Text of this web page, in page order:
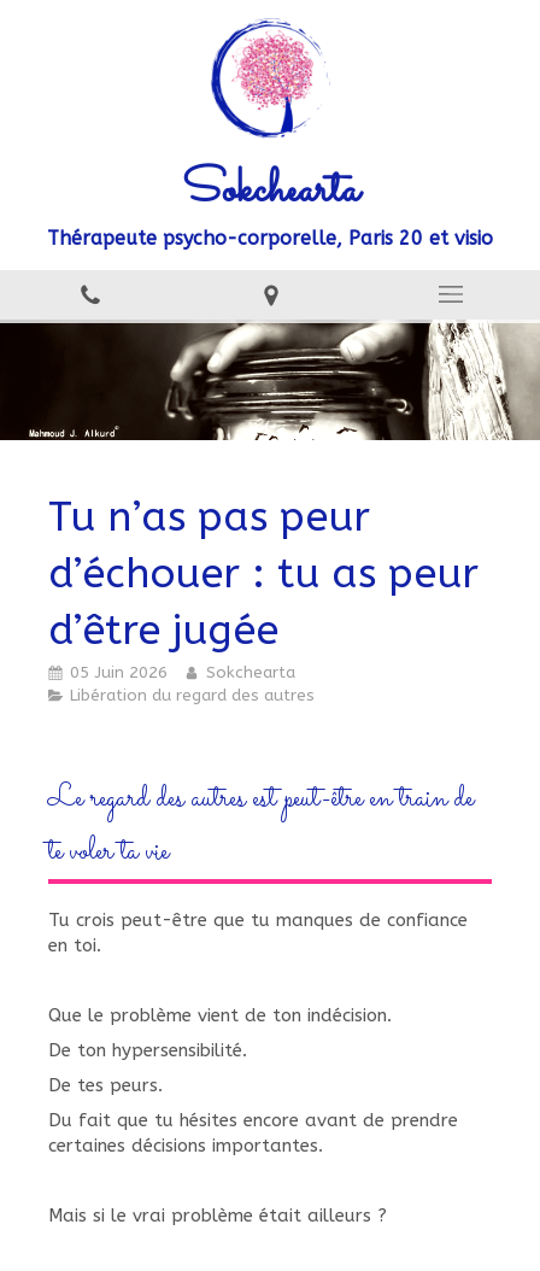
Sokchearta
Thérapeute psycho-corporelle, Paris 20 et visio
Tu n’as pas peur
d’échouer : tu as peur
d’être jugée
05 Juin 2026
Sokchearta
Libération du regard des autres
Le regard des autres est peut-être en train de
te voler ta vie
Tu crois peut-être que tu manques de confiance
en toi.
Que le problème vient de ton indécision.
De ton hypersensibilité.
De tes peurs.
Du fait que tu hésites encore avant de prendre
certaines décisions importantes.
Mais si le vrai problème était ailleurs ?